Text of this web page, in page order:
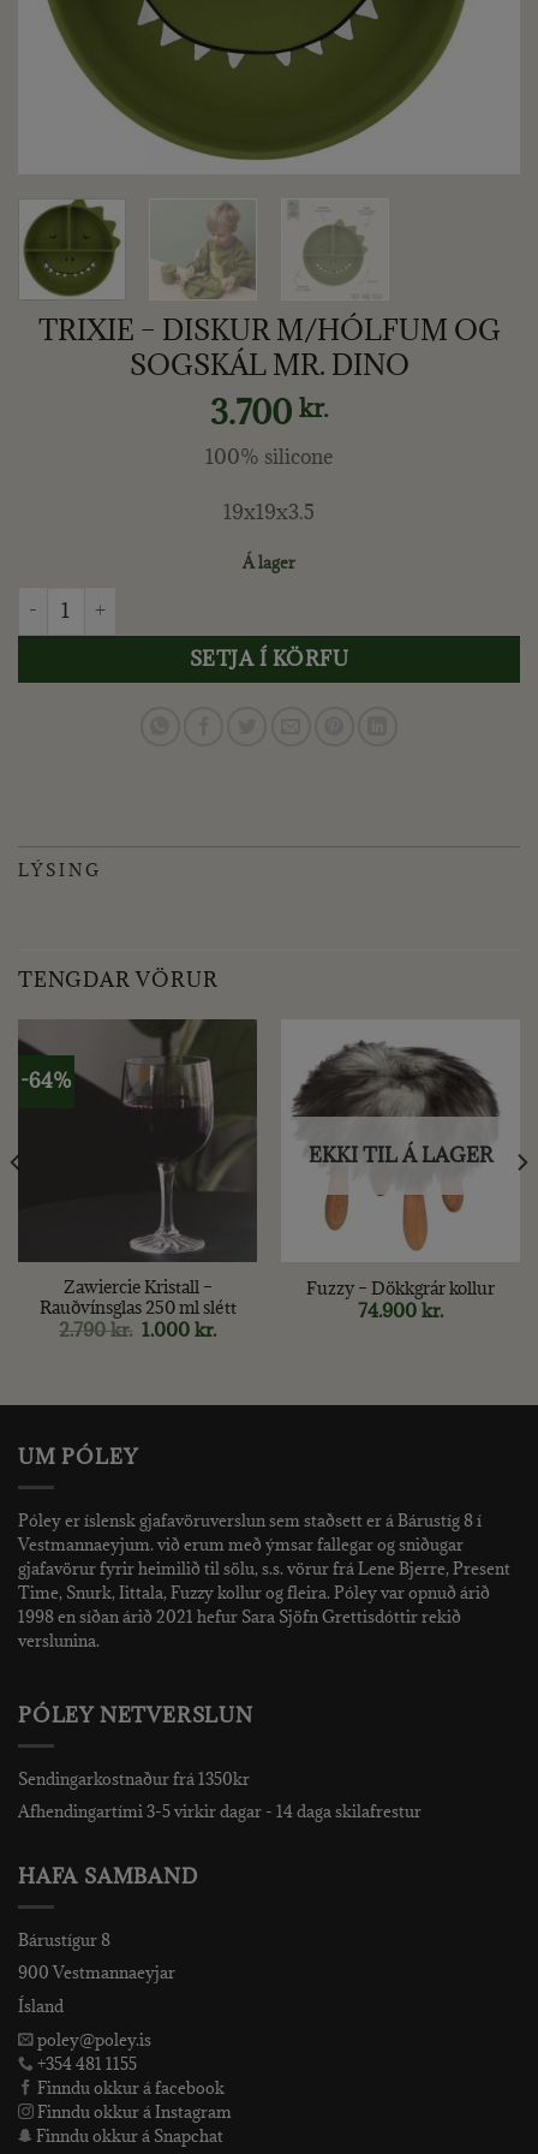
TRIXIE – DISKUR M/HÓLFUM OG
SOGSKÁL MR. DINO
3.700 kr.
100% silicone
19x19x3.5
Á lager
TRIXIE - DISKUR M/HÓLFUM OG SOGSKÁL MR. DINO
SETJA Í KÖRFU
LÝSING
TENGDAR VÖRUR
-64%
Zawiercie Kristall –
Rauðvínsglas 250 ml slétt
2.790kr. Original
price
1.000 kr.Current
price
EKKI TIL Á LAGER
Fuzzy – Dökkgrár kollur
74.900 kr.
UM PÓLEY
Póley er íslensk gjafavöruverslun sem staðsett er á Bárustíg 8 í
Vestmannaeyjum. við erum með ýmsar fallegar og sniðugar
gjafavörur fyrir heimilið til sölu, s.s. vörur frá Lene Bjerre, Present
Time, Snurk, Iittala, Fuzzy kollur og fleira. Póley var opnuð árið
1998 en síðan árið 2021 hefur Sara Sjöfn Grettisdóttir rekið
verslunina.
PÓLEY NETVERSLUN
Sendingarkostnaður frá 1350kr
Afhendingartími 3-5 virkir dagar - 14 daga skilafrestur
HAFA SAMBAND
Bárustígur 8
900 Vestmannaeyjar
Ísland
poley@poley.is
+354 481 1155
Finndu okkur á facebook
Finndu okkur á Instagram
Finndu okkur á Snapchat